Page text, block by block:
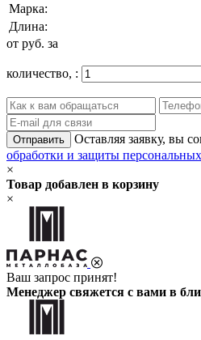
Марка:
Длина:
от руб. за
количество, :
Отправить Оставляя заявку, вы
обработки и защиты
×
Товар добавлен в корзину
×
Ваш запрос принят!
Менеджер свяжется с вами в